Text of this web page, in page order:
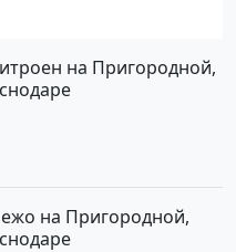
на Пригородной,
на Пригородной,